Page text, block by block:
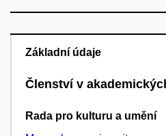
Základní údaje
Členství v
Rada pro kulturu a umění